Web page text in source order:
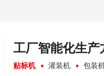
工厂智能化生产
贴标机 灌装机 包装